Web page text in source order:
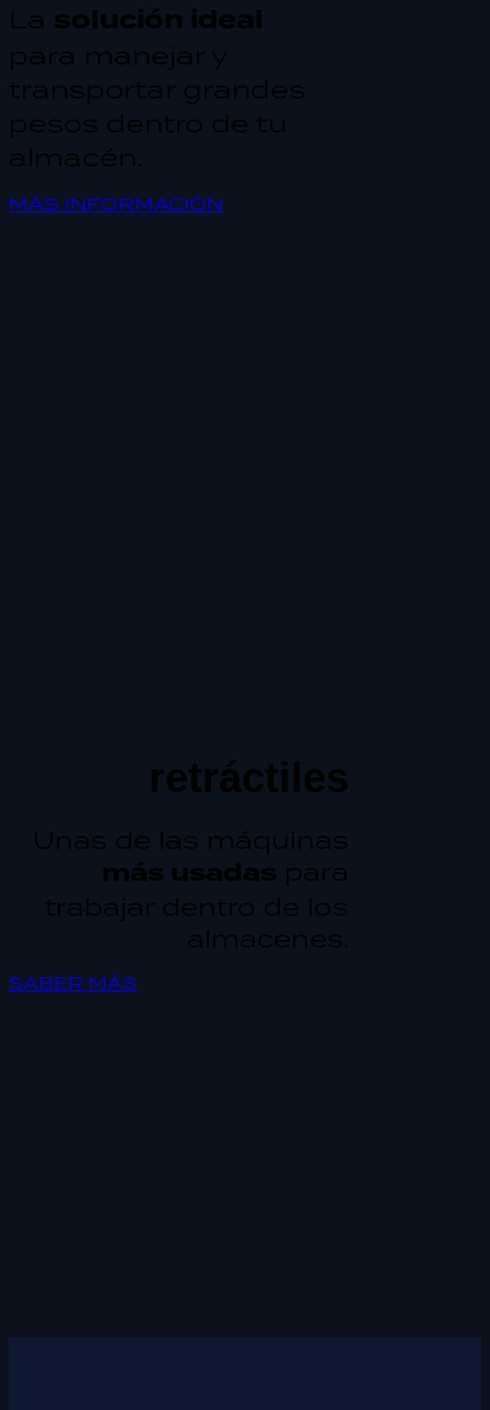
La solución ideal
para manejar y
transportar grandes
pesos dentro de tu
almacén.
MÁS INFORMACIÓN
retráctiles
Unas de las máquinas
más usadas para
trabajar dentro de los
almacenes.
SABER MÁS